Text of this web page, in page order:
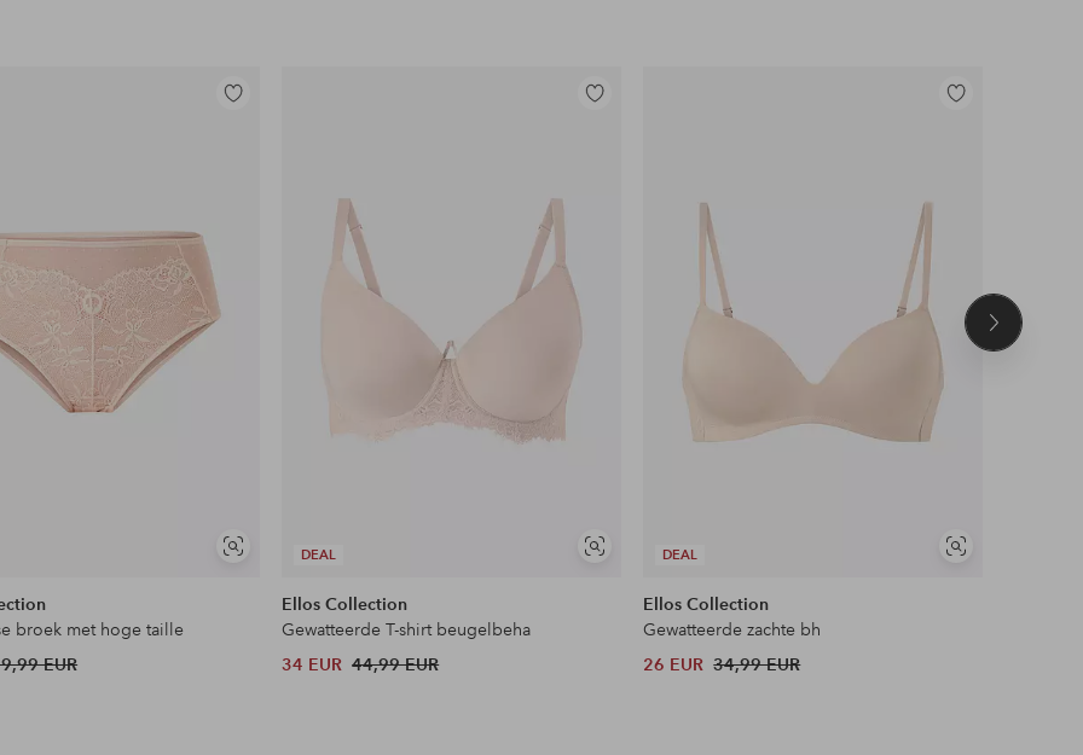
Soortgelijke
Toevoegen
broek met hoge taille
EUR
DEAL
Soortgelijke
Toevoegen
Ellos Collection
Gewatteerde T-shirt beugelbeha
34 EUR 44,99 EUR
DEAL
Soortgelijke
Toevoegen
Ellos Collection
Gewatteerde zachte bh
26 EUR 34,99 EUR
Volgend